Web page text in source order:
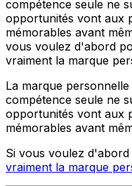
compétence seule ne
opportunités vont aux
mémorables avant
vous voulez d'abord
vraiment la marque
La marque
compétence seule ne
opportunités vont aux
mémorables avant
Si vous voulez
vraiment la marque